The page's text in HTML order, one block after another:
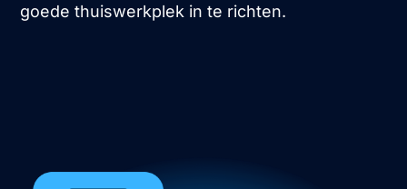
goede thuiswerkplek in te richten.